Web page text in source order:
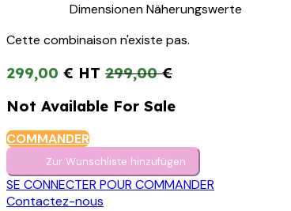
Dimensionen Näherungswerte
Cette combinaison n'existe pas.
299,00 € 299,00€
Not Available For Sale
COMMANDER
Zur Wunschliste hinzufügen
SE CONNECTER POUR COMMANDER
Contactez-nous